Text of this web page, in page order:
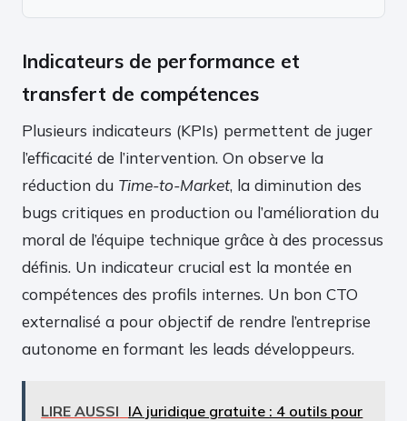
Indicateurs de performance et
transfert de compétences
Plusieurs indicateurs (KPIs) permettent de juger
l’efficacité de l’intervention. On observe la
réduction du Time-to-Market, la diminution des
bugs critiques en production ou l’amélioration du
moral de l’équipe technique grâce à des processus
définis. Un indicateur crucial est la montée en
compétences des profils internes. Un bon CTO
externalisé a pour objectif de rendre l’entreprise
autonome en formant les leads développeurs.
LIRE AUSSI IA juridique gratuite : 4 outils pour